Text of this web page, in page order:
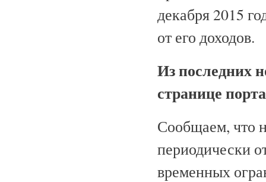
декабря 2015
от его доходов.
Из последних
странице
Сообщаем, что
периодически
временных